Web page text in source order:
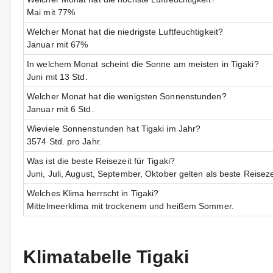
Mai mit 77%
Welcher Monat hat die niedrigste Luftfeuchtigkeit?
Januar mit 67%
In welchem Monat scheint die Sonne am meisten in Tigaki?
Juni mit 13 Std.
Welcher Monat hat die wenigsten Sonnenstunden?
Januar mit 6 Std.
Wieviele Sonnenstunden hat Tigaki im Jahr?
3574 Std. pro Jahr.
Was ist die beste Reisezeit für Tigaki?
Juni, Juli, August, September, Oktober gelten als beste
Welches Klima herrscht in Tigaki?
Mittelmeerklima mit trockenem und heißem Sommer.
Klimatabelle Tigaki